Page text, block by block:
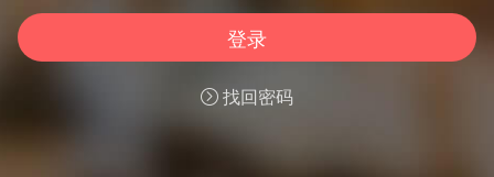
登录
找回密码